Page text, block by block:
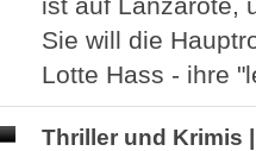
Sie will die
Lotte Hass - ihre
Thriller und Krimis